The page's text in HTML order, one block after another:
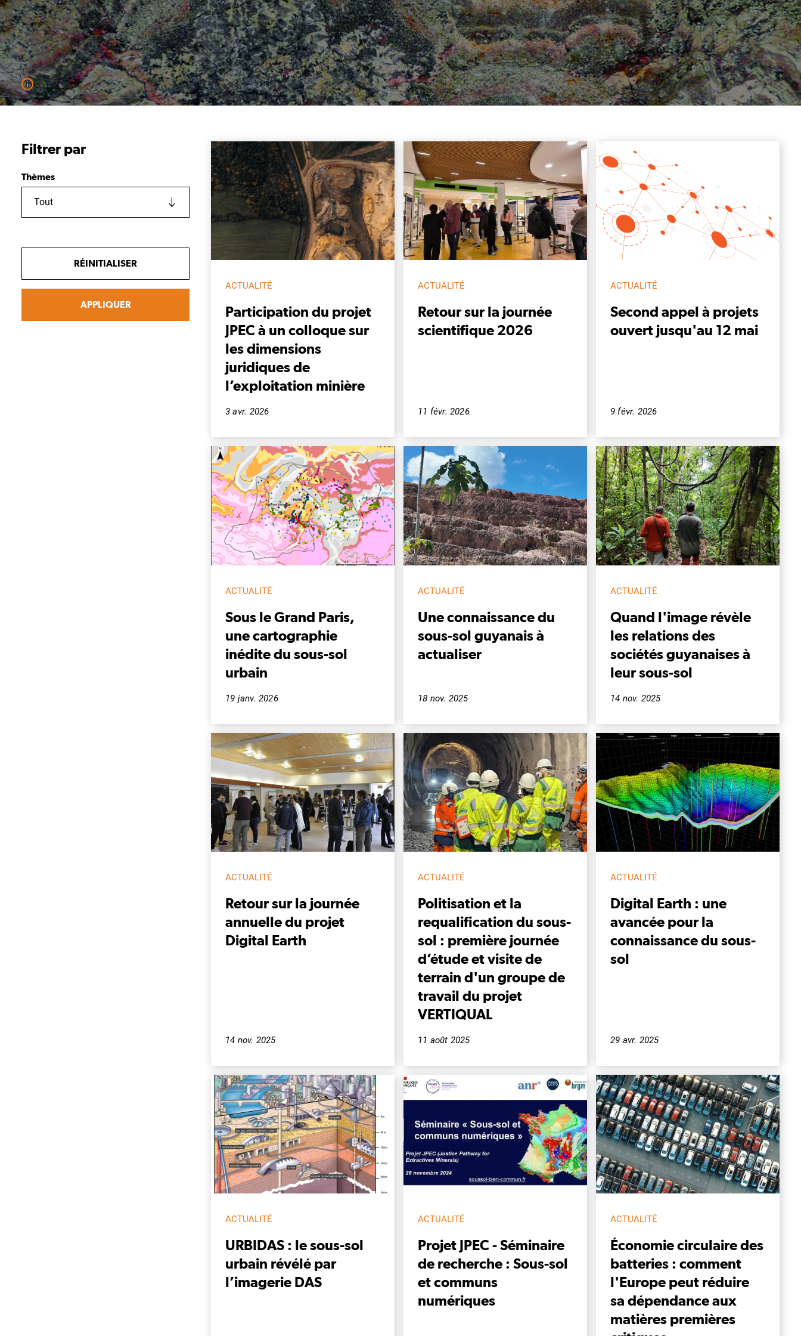
Filtrer par
Thèmes
Tout
RÉINITIALISER
APPLIQUER
ACTUALITÉ
Participation du projet
JPEC à un colloque sur
les dimensions
juridiques de
l’exploitation minière
3 avr. 2026
ACTUALITÉ
Retour sur la journée
scientifique 2026
11 févr. 2026
ACTUALITÉ
Second appel à projets
ouvert jusqu'au 12 mai
9 févr. 2026
ACTUALITÉ
Sous le Grand Paris,
une cartographie
inédite du sous-sol
urbain
19 janv. 2026
ACTUALITÉ
Une connaissance du
sous-sol guyanais à
actualiser
18 nov. 2025
ACTUALITÉ
Quand l'image révèle
les relations des
sociétés guyanaises à
leur sous-sol
14 nov. 2025
ACTUALITÉ
Retour sur la journée
annuelle du projet
Digital Earth
14 nov. 2025
ACTUALITÉ
Politisation et la
requalification du sous-
sol : première journée
d’étude et visite de
terrain d'un groupe de
travail du projet
VERTIQUAL
11 août 2025
ACTUALITÉ
Digital Earth : une
avancée pour la
connaissance du sous-
sol
29 avr. 2025
ACTUALITÉ
URBIDAS : le sous-sol
urbain révélé par
l’imagerie DAS
ACTUALITÉ
Projet JPEC - Séminaire
de recherche : Sous-sol
et communs
numériques
ACTUALITÉ
Économie circulaire des
batteries : comment
l'Europe peut réduire
sa dépendance aux
matières premières